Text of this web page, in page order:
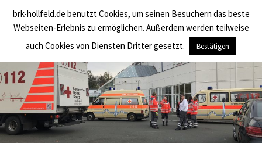
Zum Inhalt springen
BRK Hollfeld LogV
Search
brk-hollfeld.de benutzt Cookies, um seinen Besuchern das beste
Webseiten-Erlebnis zu ermöglichen. Außerdem werden teilweise
auch Cookies von Diensten Dritter gesetzt.
Bestätigen